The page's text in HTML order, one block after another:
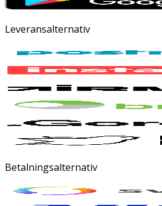
Leveransalternativ
Betalningsalternativ